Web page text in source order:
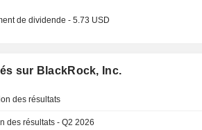
de dividende - 5.73 USD
sur BlackRock, Inc.
des résultats
des résultats - Q2 2026